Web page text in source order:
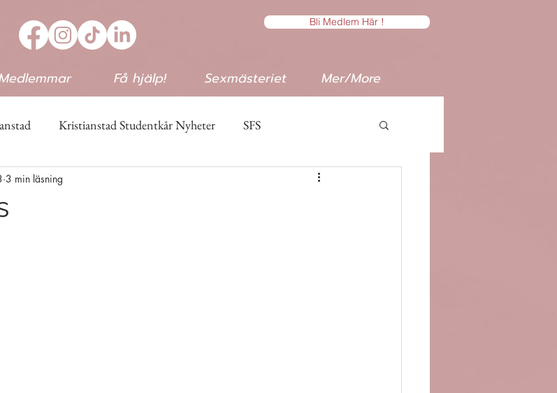
Bli Medlem Här !
Få hjälp! Sexmästeriet Mer/More
Kristianstad Studentkår Nyheter SFS
3 min läsning